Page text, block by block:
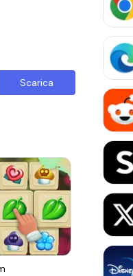
Scarica